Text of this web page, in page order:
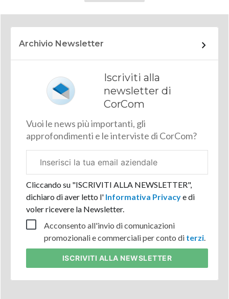
Archivio Newsletter
Iscriviti alla
newsletter di
CorCom
Vuoi le news più importanti, gli
approfondimenti e le interviste di CorCom?
aziendale
Cliccando su "ISCRIVITI ALLA NEWSLETTER",
dichiaro di aver letto l'Informativa Privacye di
voler ricevere la Newsletter.
Acconsento all'invio di comunicazioni
promozionali e commerciali per conto di terzi.
ISCRIVITI ALLA NEWSLETTER